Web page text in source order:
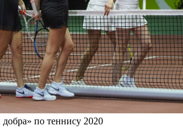
по теннису 2020